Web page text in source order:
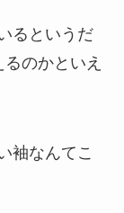
るというだ
のかといえ
袖なんてこ